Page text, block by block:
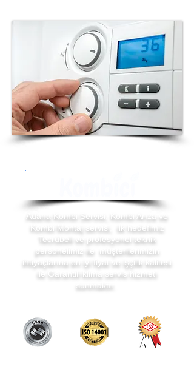
Adana Kombi Servisi, Kombi Arıza ve
Kombi Montaj servisi, ilk hedefimiz
Tecrübeli ve profesyonel teknik
personelimiz ile müşterilerimizin
ihtiyaçlarına en iyi fiyat ve işçilik kalitesi
ile Garantili klima servis hizmeti
sunmaktır.